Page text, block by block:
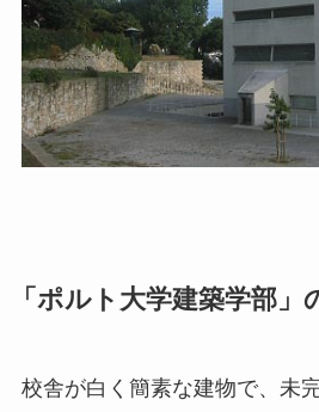
「ポルト大学建築学部」
校舎が白く簡素な建物で、未